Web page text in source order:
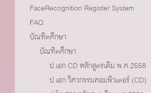
FaceRecognition Register System
FAQ
บัณฑิตศึกษา
บัณฑิตศึกษา
ป.เอก CD หลักสูตรเดิม พ.ศ.2558
ป.เอก วิศวกรรมคอมพิวเตอร์ (CD)